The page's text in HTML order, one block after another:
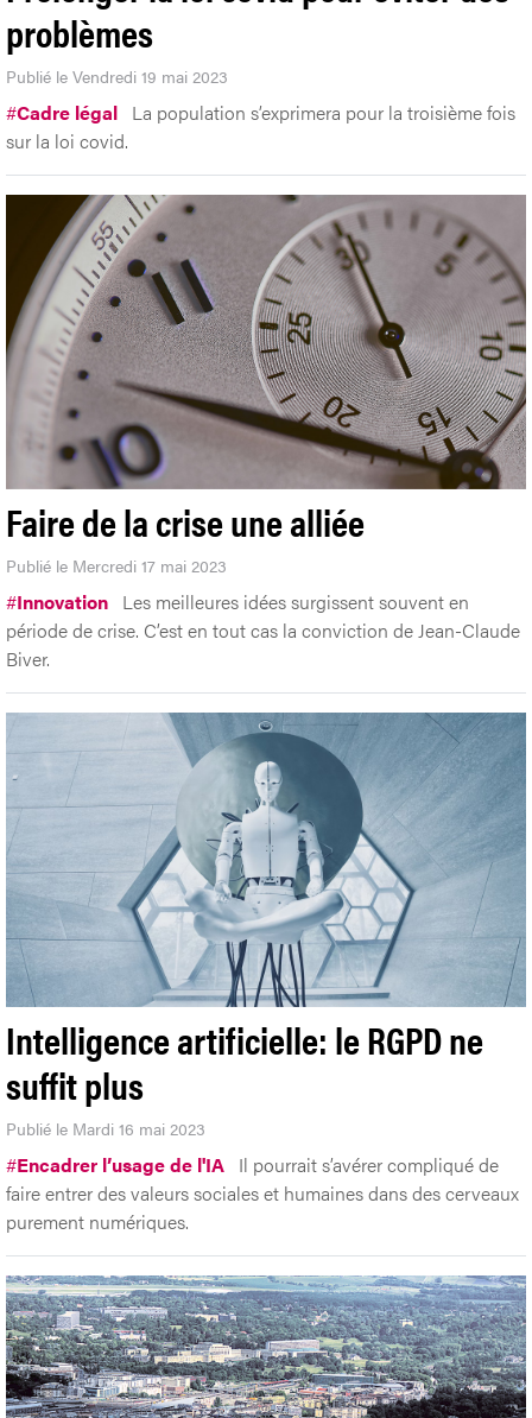
problèmes
Publié le Vendredi 19 mai 2023
#Cadre légal La population s’exprimera pour la troisième fois
sur la loi covid.
Faire de la crise une alliée
Publié le Mercredi 17 mai 2023
#Innovation Les meilleures idées surgissent souvent en
période de crise. C’est en tout cas la conviction de Jean-Claude
Biver.
Intelligence artificielle: le RGPD ne
suffit plus
Publié le Mardi 16 mai 2023
#Encadrer l’usage de l'IA Il pourrait s’avérer compliqué de
faire entrer des valeurs sociales et humaines dans des cerveaux
purement numériques.